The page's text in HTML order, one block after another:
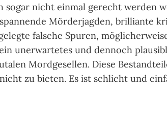
nicht ein­mal gerecht wer­den
Mörder­jag­den, brilli­ante
fal­sche Spu­ren,
uner­war­te­tes und den­noch
Mord­gesel­len. Diese
nicht zu bie­ten. Es ist schlicht und